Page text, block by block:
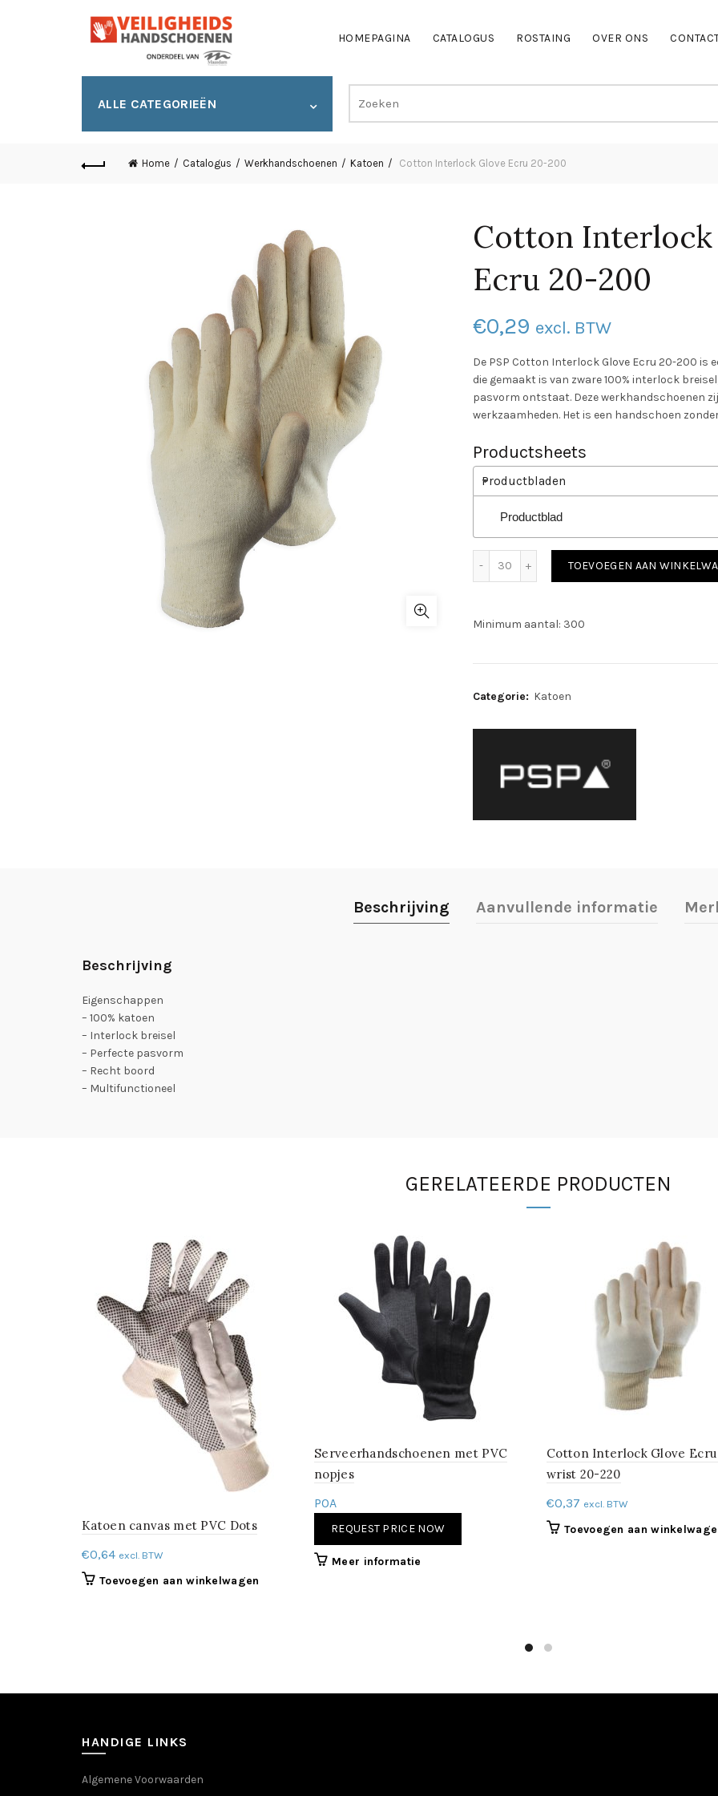
HOMEPAGINA CATALOGUS ROSTAING OVER ONS
ALLE CATEGORIEËN
for:
Home Catalogus Werkhandschoenen Katoen Cotton Interlock Glove Ecru 20-200
Cotton Interlock
Ecru 20-200
€0,29 excl. BTW
De PSP Cotton Interlock Glove Ecru 20-200 is
die gemaakt is van zware 100% interlock
pasvorm ontstaat. Deze werkhandschoenen
werkzaamheden. Het is een handschoen
Productsheets
Productbladen
Productblad
TOEVOEGEN AAN
Minimum aantal: 300
Categorie: Katoen
Beschrijving Aanvullende informatie
Beschrijving
Eigenschappen
– 100% katoen
– Interlock breisel
– Perfecte pasvorm
– Recht boord
– Multifunctioneel
GERELATEERDE PRODUCTEN
Katoen canvas met PVC Dots
€0,64 excl. BTW
Toevoegen aan winkelwagen
Serveerhandschoenen met PVC
nopjes
POA
REQUEST PRICE NOW
Meer informatie
Cotton Interlock Glove
wrist 20-220
€0,37 excl. BTW
Toevoegen aan
HANDIGE LINKS
Algemene Voorwaarden